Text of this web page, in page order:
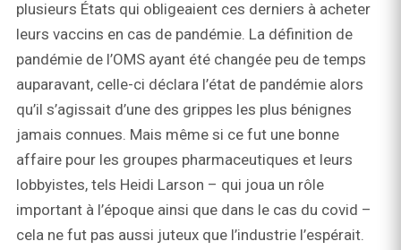
plusieurs États qui obligeaient ces derniers à acheter
leurs vaccins en cas de pandémie. La définition de
pandémie de l’OMS ayant été changée peu de temps
auparavant, celle-ci déclara l’état de pandémie alors
qu’il s’agissait d’une des grippes les plus bénignes
jamais connues. Mais même si ce fut une bonne
affaire pour les groupes pharmaceutiques et leurs
lobbyistes, tels Heidi Larson – qui joua un rôle
important à l’époque ainsi que dans le cas du covid –
cela ne fut pas aussi juteux que l’industrie l’espérait.